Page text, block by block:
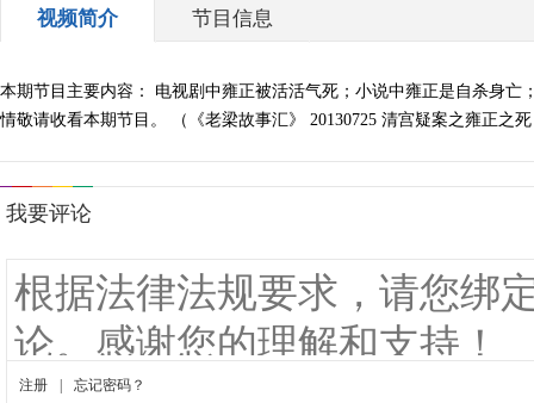
视频简介 节目信息
本期节目主要内容： 电视剧中雍正被活活气死；小说中雍正是自杀身
情敬请收看本期节目。 （《老梁故事汇》 20130725 清宫疑案之雍正之